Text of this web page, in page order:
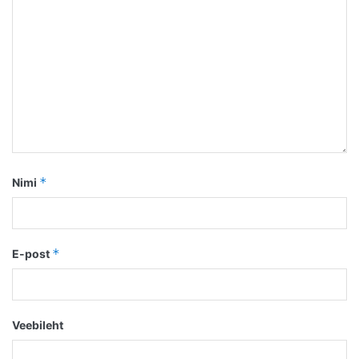
Nimi *
E-post *
Veebileht